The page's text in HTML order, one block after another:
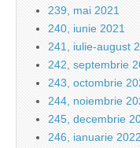
239, mai 2021
240, iunie 2021
241, iulie-august
242, septembrie
243, octombrie
244, noiembrie
245, decembrie
246, ianuarie